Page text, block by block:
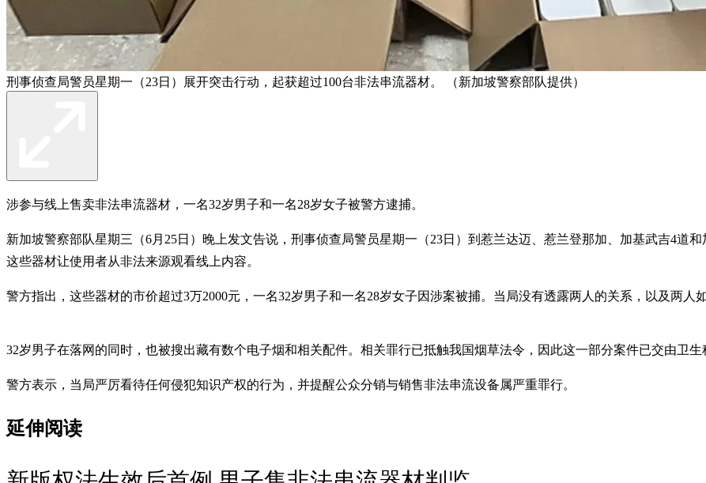
刑事侦查局警员星期一（23日）展开突击行动，起获超过100台非法串流器材。 （新加坡警察部队提供）
涉参与线上售卖非法串流器材，一名32岁男子和一名28岁女子被警方逮捕。
新加坡警察部队星期三（6月25日）晚上发文告说，刑事侦查局警员星期一（23日）到惹兰达迈、惹兰登那加、加基武吉4道
这些器材让使用者从非法来源观看线上内容。
警方指出，这些器材的市价超过3万2000元，一名32岁男子和一名28岁女子因涉案被捕。当局没有透露两人的关系，以及两人
32岁男子在落网的同时，也被搜出藏有数个电子烟和相关配件。相关罪行已抵触我国烟草法令，因此这一部分案件已交由卫生
警方表示，当局严厉看待任何侵犯知识产权的行为，并提醒公众分销与销售非法串流设备属严重罪行。
延伸阅读